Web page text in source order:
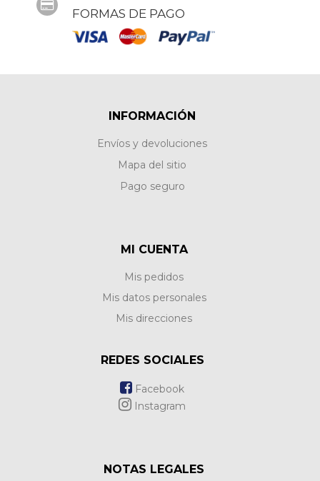
FORMAS DE PAGO
INFORMACIÓN
Envíos y devoluciones
Mapa del sitio
Pago seguro
MI CUENTA
Mis pedidos
Mis datos personales
Mis direcciones
REDES SOCIALES
Facebook
Instagram
NOTAS LEGALES